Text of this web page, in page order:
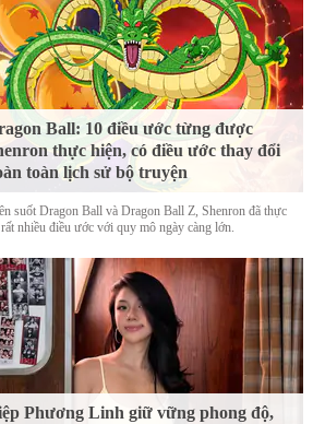
Ball: 10 điều ước từng được
thực hiện, có điều ước thay đổi
toàn lịch sử bộ truyện
suốt Dragon Ball và Dragon Ball Z, Shenron đã thực
nhiều điều ước với quy mô ngày càng lớn.
Phương Linh giữ vững phong độ,